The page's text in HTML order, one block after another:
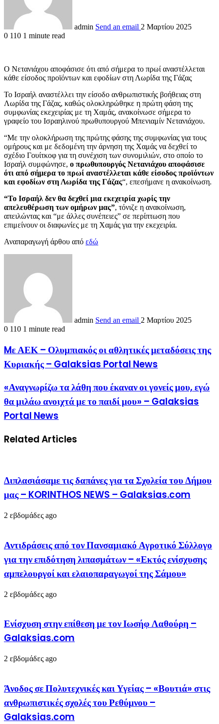
admin Send an email 2 Μαρτίου 2025
0 110 1 minute read
Ο Νετανιάχου αποφάσισε ότι από σήμερα το πρωί αναστέλλεται
κάθε είσοδος προϊόντων και εφοδίων στη Λωρίδα της Γάζας
Το Ισραήλ αναστέλλει την είσοδο ανθρωπιστικής βοήθειας στη
Λωρίδα της Γάζας, καθώς ολοκληρώθηκε η πρώτη φάση της
συμφωνίας εκεχειρίας με τη Χαμάς, ανακοίνωσε σήμερα το
γραφείο του Ισραηλινού πρωθυπουργού Μπενιαμίν Νετανιάχου.
“Με την ολοκλήρωση της πρώτης φάσης της συμφωνίας για τους
ομήρους και με δεδομένη την άρνηση της Χαμάς να δεχθεί το
σχέδιο Γουίτκοφ για τη συνέχιση των συνομιλιών, στο οποίο το
Ισραήλ συμφώνησε, ο πρωθυπουργός Νετανιάχου αποφάσισε
ότι από σήμερα το πρωί αναστέλλεται κάθε είσοδος προϊόντων
και εφοδίων στη Λωρίδα της Γάζας“, επεσήμανε η ανακοίνωση.
“Το Ισραήλ δεν θα δεχθεί μια εκεχειρία χωρίς την
απελευθέρωση των ομήρων μας”, τόνιζε η ανακοίνωση,
απειλώντας και “με άλλες συνέπειες” σε περίπτωση που
επιμείνουν οι διαφωνίες με τη Χαμάς για την εκεχειρία.
Αναπαραγωγή άρθου από εδώ
admin Send an email 2 Μαρτίου 2025
0 110 1 minute read
Mε ΑΕΚ – Ολυμπιακός οι αθλητικές μεταδόσεις της
Κυριακής – Galaksias Portal News
«Αναγνωρίζω τα λάθη που έκαναν οι γονείς μου, εγώ
θα μιλάω ανοιχτά με το παιδί μου» – Galaksias
Portal News
Related Articles
Διπλασιάσαμε τις δαπάνες για τα Σχολεία του Δήμου
μας – KORINTHOS NEWS – Galaksias.com
2 εβδομάδες ago
Αντιδράσεις από τον Πανσαμιακό Αγροτικό Σύλλογο
για την επιδότηση λιπασμάτων – «Εκτός ενίσχυσης
αμπελουργοί και ελαιοπαραγωγοί της Σάμου»
2 εβδομάδες ago
Ενίσχυση στην επίθεση με τον Ιωσήφ Λαθούρη –
Galaksias.com
2 εβδομάδες ago
Άνοδος σε Πολυτεχνικές και Υγείας – «Βουτιά» στις
ανθρωπιστικές σχολές του Ρεθύμνου –
Galaksias.com